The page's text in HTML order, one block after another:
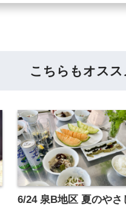
こちらもオスス
6/24 泉B地区 夏のやさ